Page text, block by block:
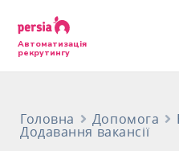
Автоматизація
рекрутингу
Головна Допомога
Додавання вакансії